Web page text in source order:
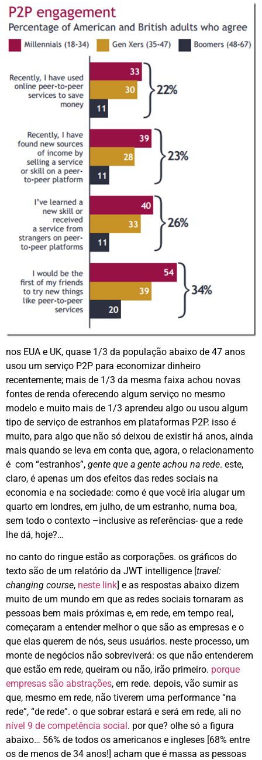
nos EUA e UK, quase 1/3 da população abaixo de 47 anos
usou um serviço P2P para economizar dinheiro
recentemente; mais de 1/3 da mesma faixa achou novas
fontes de renda oferecendo algum serviço no mesmo
modelo e muito mais de 1/3 aprendeu algo ou usou algum
tipo de serviço de estranhos em plataformas P2P. isso é
muito, para algo que não só deixou de existir há anos, ainda
mais quando se leva em conta que, agora, o relacionamento
é com “estranhos”, gente que a gente achou na rede. este,
claro, é apenas um dos efeitos das redes sociais na
economia e na sociedade: como é que você iria alugar um
quarto em londres, em julho, de um estranho, numa boa,
sem todo o contexto –inclusive as referências- que a rede
lhe dá, hoje?…
no canto do ringue estão as corporações. os gráficos do
texto são de um relatório da JWT intelligence [travel:
changing course, neste link] e as respostas abaixo dizem
muito de um mundo em que as redes sociais tornaram as
pessoas bem mais próximas e, em rede, em tempo real,
começaram a entender melhor o que são as empresas e o
que elas querem de nós, seus usuários. neste processo, um
monte de negócios não sobreviverá: os que não entenderem
que estão em rede, queiram ou não, irão primeiro. porque
empresas são abstrações, em rede. depois, vão sumir as
que, mesmo em rede, não tiverem uma performance “na
rede”, “de rede”. o que sobrar estará e será em rede, ali no
nível 9 de competência social. por que? olhe só a figura
abaixo… 56% de todos os americanos e ingleses [68% entre
os de menos de 34 anos!] acham que é massa as pessoas